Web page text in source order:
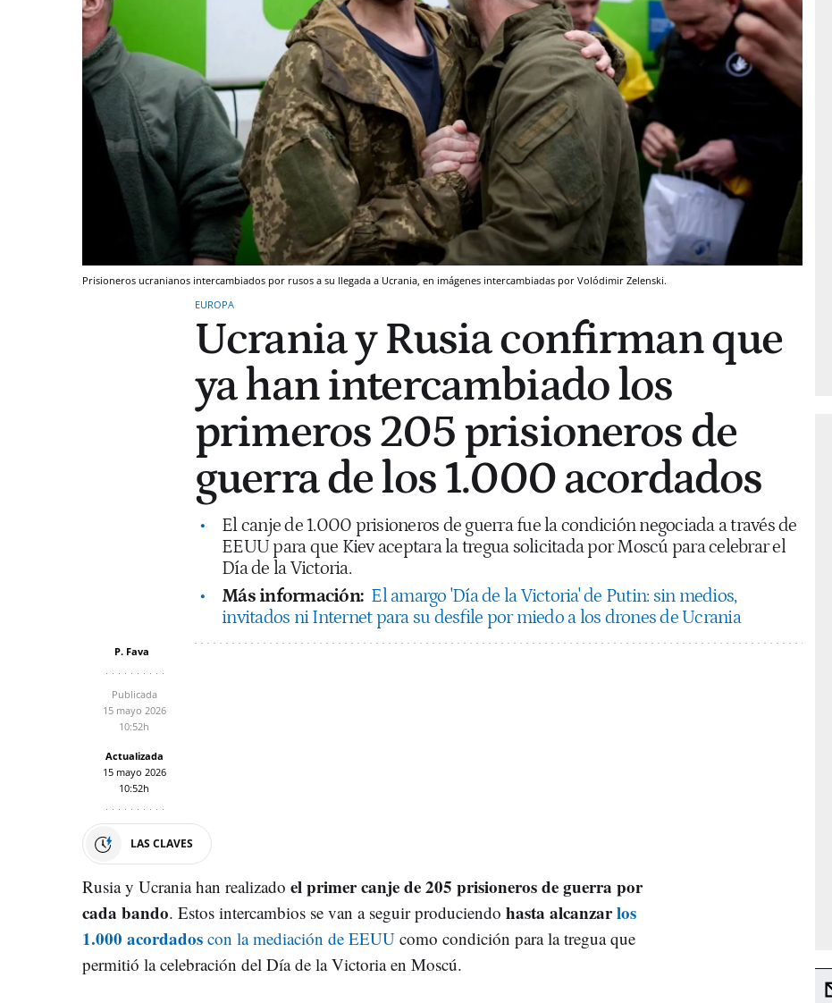
Prisioneros ucranianos intercambiados por rusos a su llegada a Ucrania, en imágenes intercambiadas por Volódimir Zelenski.
EUROPA
Ucrania y Rusia confirman que
ya han intercambiado los
primeros 205 prisioneros de
guerra de los 1.000 acordados
El canje de 1.000 prisioneros de guerra fue la condición negociada a través de
EEUU para que Kiev aceptara la tregua solicitada por Moscú para celebrar el
Día de la Victoria.
Más información: El amargo 'Día de la Victoria' de Putin: sin medios,
invitados ni Internet para su desfile por miedo a los drones de Ucrania
P. Fava
Publicada
15 mayo 2026
10:52h
Actualizada
15 mayo 2026
10:52h
LAS CLAVES
Rusia y Ucrania han realizado el primer canje de 205 prisioneros de guerra por
cada bando. Estos intercambios se van a seguir produciendo hasta alcanzarlos
1.000 acordados con la mediación de EEUU como condición para la tregua que
permitió la celebración del Día de la Victoria en Moscú.